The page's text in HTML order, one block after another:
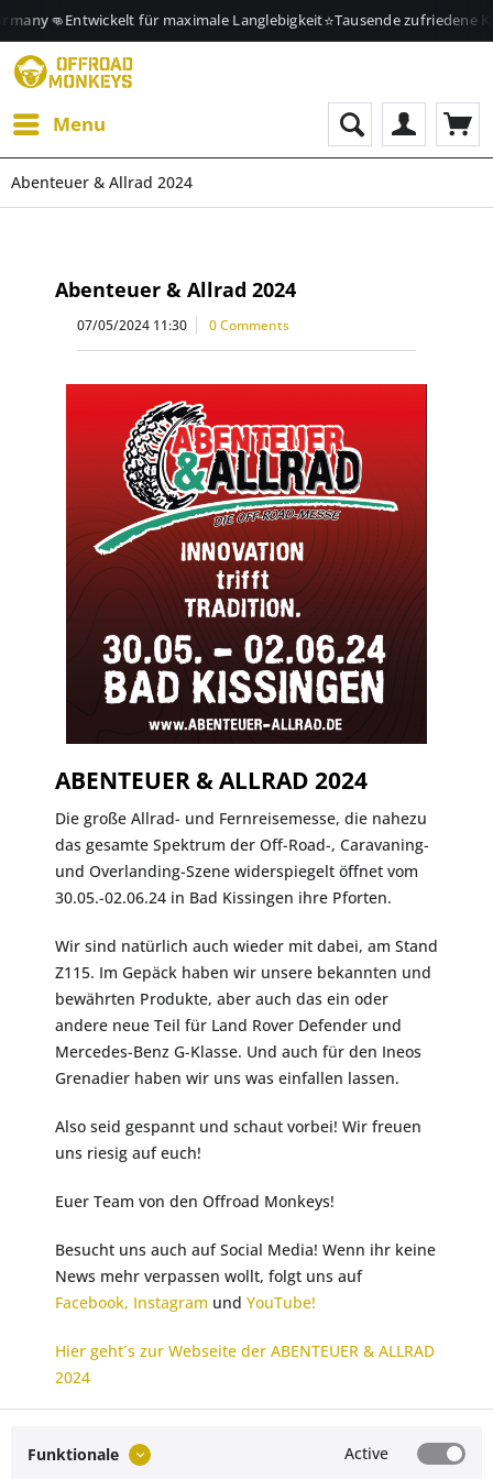
👊Entwickelt für maximale Langlebigkeit⭐Tausende zufriedene
Menu
Abenteuer & Allrad 2024
Abenteuer & Allrad 2024
07/05/2024 11:30 0 Comments
ABENTEUER & ALLRAD 2024
Die große Allrad- und Fernreisemesse, die nahezu
das gesamte Spektrum der Off-Road-, Caravaning-
und Overlanding-Szene widerspiegelt öffnet vom
30.05.-02.06.24 in Bad Kissingen ihre Pforten.
Wir sind natürlich auch wieder mit dabei, am Stand
Z115. Im Gepäck haben wir unsere bekannten und
bewährten Produkte, aber auch das ein oder
andere neue Teil für Land Rover Defender und
Mercedes-Benz G-Klasse. Und auch für den Ineos
Grenadier haben wir uns was einfallen lassen.
Also seid gespannt und schaut vorbei! Wir freuen
uns riesig auf euch!
Euer Team von den Offroad Monkeys!
Besucht uns auch auf Social Media! Wenn ihr keine
News mehr verpassen wollt, folgt uns auf
Facebook, Instagram und YouTube!
Hier geht´s zur Webseite der ABENTEUER & ALLRAD
2024
Funktionale Active